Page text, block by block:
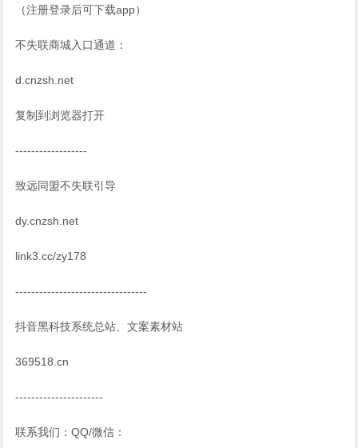
（注册登录后可下载app）
不失联商城入口通道：
d.cnzsh.net
复制到浏览器打开
------------------
致远同盟不失联引导
dy.cnzsh.net
link3.cc/zy178
---------------------------------
抖音黑科技系统总站、文案素材站
369518.cn
----------------------
联系我们：QQ/微信：